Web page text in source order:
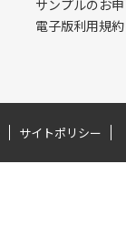
サンプルのお
電子版利用規約
サイトポリシー